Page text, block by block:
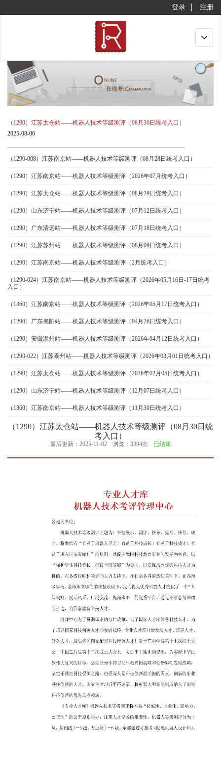
登录 注册
Toggle
（1290）江苏太仓站——机器人技术等级测评（08月30日统考入口）
2025-08-06
（1290-008）江苏南京站——机器人技术等级测评（08月28日统考入口）
（1290）江苏南京站——机器人技术等级测评（2026年07月统考入口）
（1290）江苏太仓站——机器人技术等级测评（08月29日统考入口）
（1290）山东济宁站——机器人技术等级测评（07月12日统考入口）
（1290）广东清远站——机器人技术等级测评（07月18日统考入口）
（1290）江苏苏州站——机器人技术等级测评（08月09日统考入口）
（1290）江苏南京站——机器人技术等级测评（2月统考入口）
（1290-024）江苏南京站——机器人技术等级测评（2026年05月16日-17日统考
入口）
（1360）江苏南京站——机器人技术等级测评（2026年05月17日统考入口）
（1290）广东揭阳站——机器人技术等级测评（04月26日统考入口）
（1290）安徽滁州站——机器人技术等级测评（2026年04月12日统考入口）
（1290-022）江苏泰州站——机器人技术等级测评（2026年03月01日统考入口）
（1290）江苏太仓站——机器人技术等级测评（2026年02月05日统考入口）
（1290）山东济宁站——机器人技术等级测评（12月07日统考入口）
（1360）江苏南京站——机器人技术等级测评（11月30日统考入口）
（1290）江苏太仓站——机器人技术等级测评（08月30日统
考入口）
最后更新：2025-11-02 浏览：3394次 已结束